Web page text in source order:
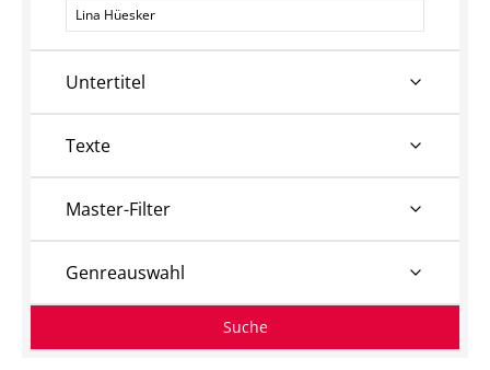
Personen
Untertitel
Texte
Master-Filter
Genreauswahl
Suche